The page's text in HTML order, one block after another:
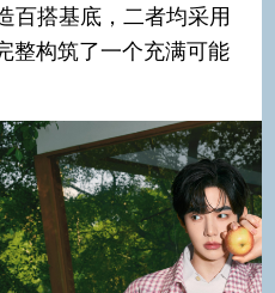
百搭基底，二者均采用
整构筑了一个充满可能